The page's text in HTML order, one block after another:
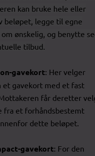
kan bruke hele eller
beløpet, legge til egne
ønskelig, og benytte
tilbud.
gavekort: Her velger
et gavekort med et fast
får deretter
fra et forhåndsbestemt
dette beløpet.
gavekort: For den